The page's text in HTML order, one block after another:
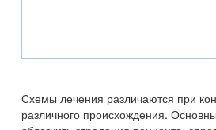
Схемы лечения различаются при
различного происхождения.